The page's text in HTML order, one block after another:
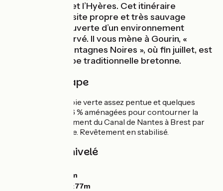
entre le Blavet et l’Hyères. Cet itinéraire
uniquement en site propre et très sauvage
permet la découverte d’un environnement
sylvestre préservé. Il vous mène à Gourin, «
capitale des Montagnes Noires », où fin juillet, est
célébrée la crêpe traditionnelle bretonne.
Détail de l'étape
Étape jalonnée. Voie verte assez pentue et quelques
rampes à plus de 6 % aménagées pour contourner la
D769. Franchissement du Canal de Nantes à Brest par
un pont ferroviaire. Revêtement en stabilisé.
Pentes et dénivelé
166m
Point le plus bas :77m